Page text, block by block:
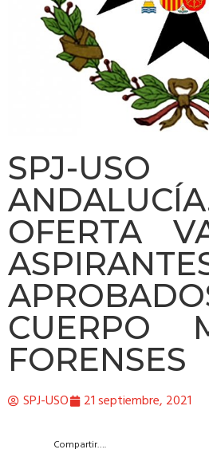
SPJ-USO
OFERTA
CUERPO
FORENSES
SPJ-USO 21 septiembre, 2021
Compartir….